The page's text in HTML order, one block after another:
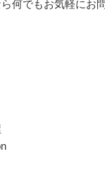
何でもお気軽にお